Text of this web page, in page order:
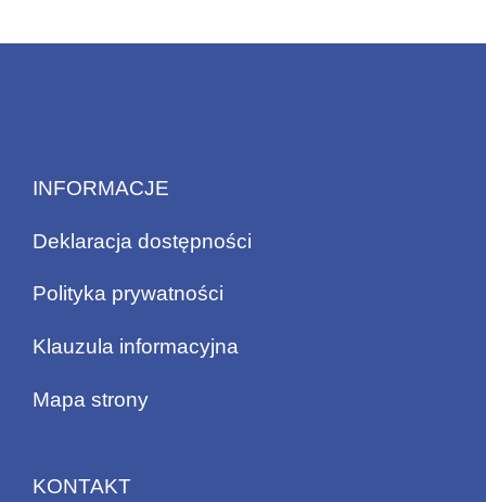
INFORMACJE
Deklaracja dostępności
Polityka prywatności
Klauzula informacyjna
Mapa strony
KONTAKT